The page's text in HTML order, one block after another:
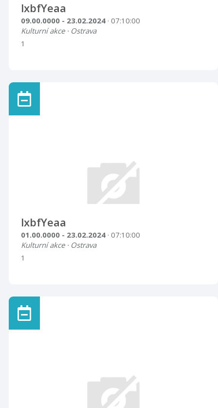
lxbfYeaa
09.00.0000 - 23.02.2024 · 07:10:00
Kulturní akce · Ostrava
1
lxbfYeaa
01.00.0000 - 23.02.2024 · 07:10:00
Kulturní akce · Ostrava
1